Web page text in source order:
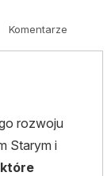
Komentarze
rozwoju
Starym i